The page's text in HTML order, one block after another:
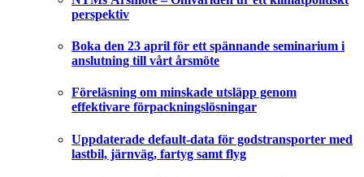
perspektiv
Boka den 23 april för ett spännande seminarium i
anslutning till vårt årsmöte
Föreläsning om minskade utsläpp genom
effektivare förpackningslösningar
Uppdaterade default-data för godstransporter med
lastbil, järnväg, fartyg samt flyg